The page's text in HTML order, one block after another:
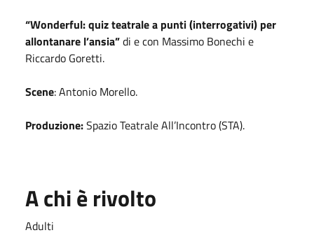
“Wonderful: quiz teatrale a punti (interrogativi) per
allontanare l’ansia”di e con Massimo Bonechi e
Riccardo Goretti.
Scene: Antonio Morello.
Produzione:Spazio Teatrale All’Incontro (STA).
A chi è rivolto
Adulti